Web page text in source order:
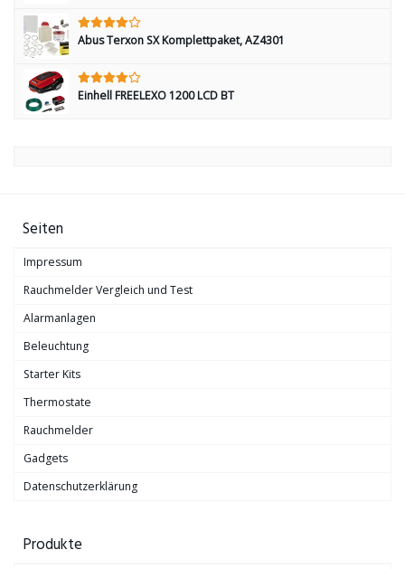
Abus Terxon SX Komplettpaket, AZ4301
Einhell FREELEXO 1200 LCD BT
Seiten
Impressum
Rauchmelder Vergleich und Test
Alarmanlagen
Beleuchtung
Starter Kits
Thermostate
Rauchmelder
Gadgets
Datenschutzerklärung
Produkte